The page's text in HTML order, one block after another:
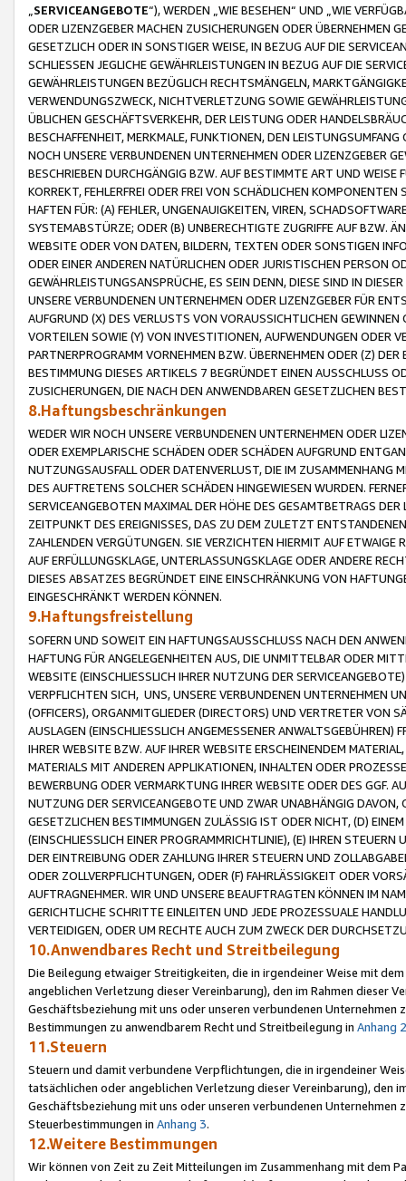
SERVICEANGEBOTE“), WERDEN „WIE BESEHEN“ UND „WIE
ODER LIZENZGEBER MACHEN ZUSICHERUNGEN ODER ÜBERNEHMEN
GESETZLICH ODER IN SONSTIGER WEISE, IN BEZUG AUF DIE
SCHLIESSEN JEGLICHE GEWÄHRLEISTUNGEN IN BEZUG AUF DIE
GEWÄHRLEISTUNGEN BEZÜGLICH RECHTSMÄNGELN,
VERWENDUNGSZWECK, NICHTVERLETZUNG SOWIE
ÜBLICHEN GESCHÄFTSVERKEHR, DER LEISTUNG ODER
BESCHAFFENHEIT, MERKMALE, FUNKTIONEN, DEN
NOCH UNSERE VERBUNDENEN UNTERNEHMEN ODER LIZENZGEBER
BESCHRIEBEN DURCHGÄNGIG BZW. AUF BESTIMMTE ART UND
KORREKT, FEHLERFREI ODER FREI VON SCHÄDLICHEN
HAFTEN FÜR: (A) FEHLER, UNGENAUIGKEITEN, VIREN,
SYSTEMABSTÜRZE; ODER (B) UNBERECHTIGTE ZUGRIFFE AUF BZW.
WEBSITE ODER VON DATEN, BILDERN, TEXTEN ODER SONSTIGEN
ODER EINER ANDEREN NATÜRLICHEN ODER JURISTISCHEN PERSON
GEWÄHRLEISTUNGSANSPRÜCHE, ES SEIN DENN, DIESE SIND IN
UNSERE VERBUNDENEN UNTERNEHMEN ODER LIZENZGEBER FÜR
AUFGRUND (X) DES VERLUSTS VON VORAUSSICHTLICHEN
VORTEILEN SOWIE (Y) VON INVESTITIONEN, AUFWENDUNGEN ODER
PARTNERPROGRAMM VORNEHMEN BZW. ÜBERNEHMEN ODER (Z)
BESTIMMUNG DIESES ARTIKELS 7 BEGRÜNDET EINEN AUSSCHLUSS
ZUSICHERUNGEN, DIE NACH DEN ANWENDBAREN GESETZLICHEN
8.Haftungsbeschränkungen
WEDER WIR NOCH UNSERE VERBUNDENEN UNTERNEHMEN ODER
ODER EXEMPLARISCHE SCHÄDEN ODER SCHÄDEN AUFGRUND
NUTZUNGSAUSFALL ODER DATENVERLUST, DIE IM ZUSAMMENHANG
DES AUFTRETENS SOLCHER SCHÄDEN HINGEWIESEN WURDEN.
SERVICEANGEBOTEN MAXIMAL DER HÖHE DES GESAMTBETRAGS
ZEITPUNKT DES EREIGNISSES, DAS ZU DEM ZULETZT
ZAHLENDEN VERGÜTUNGEN. SIE VERZICHTEN HIERMIT AUF
AUF ERFÜLLUNGSKLAGE, UNTERLASSUNGSKLAGE ODER ANDERE
DIESES ABSATZES BEGRÜNDET EINE EINSCHRÄNKUNG VON
EINGESCHRÄNKT WERDEN KÖNNEN.
9.Haftungsfreistellung
SOFERN UND SOWEIT EIN HAFTUNGSAUSSCHLUSS NACH DEN
HAFTUNG FÜR ANGELEGENHEITEN AUS, DIE UNMITTELBAR ODER
WEBSITE (EINSCHLIESSLICH IHRER NUTZUNG DER
VERPFLICHTEN SICH, UNS, UNSERE VERBUNDENEN UNTERNEHMEN
(OFFICERS), ORGANMITGLIEDER (DIRECTORS) UND VERTRETER VON
AUSLAGEN (EINSCHLIESSLICH ANGEMESSENER
IHRER WEBSITE BZW. AUF IHRER WEBSITE ERSCHEINENDEM
MATERIALS MIT ANDEREN APPLIKATIONEN, INHALTEN ODER
BEWERBUNG ODER VERMARKTUNG IHRER WEBSITE ODER DES GGF.
NUTZUNG DER SERVICEANGEBOTE UND ZWAR UNABHÄNGIG
GESETZLICHEN BESTIMMUNGEN ZULÄSSIG IST ODER NICHT, (D)
(EINSCHLIESSLICH EINER PROGRAMMRICHTLINIE), (E) IHREN
DER EINTREIBUNG ODER ZAHLUNG IHRER STEUERN UND
ODER ZOLLVERPFLICHTUNGEN, ODER (F) FAHRLÄSSIGKEIT ODER
AUFTRAGNEHMER. WIR UND UNSERE BEAUFTRAGTEN KÖNNEN IM
GERICHTLICHE SCHRITTE EINLEITEN UND JEDE PROZESSUALE
VERTEIDIGEN, ODER UM RECHTE AUCH ZUM ZWECK DER
10.Anwendbares Recht und Streitbeilegung
Die Beilegung etwaiger Streitigkeiten, die in irgendeiner Weise mit
angeblichen Verletzung dieser Vereinbarung), den im Rahmen dieser
Geschäftsbeziehung mit uns oder unseren verbundenen
Bestimmungen zu anwendbarem Recht und Streitbeilegung in Anhang 2
11.Steuern
Steuern und damit verbundene Verpflichtungen, die in irgendeiner
tatsächlichen oder angeblichen Verletzung dieser Vereinbarung), den
Geschäftsbeziehung mit uns oder unseren verbundenen
Steuerbestimmungen in Anhang 3.
12.Weitere Bestimmungen
Wir können von Zeit zu Zeit Mitteilungen im Zusammenhang mit dem